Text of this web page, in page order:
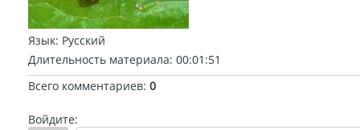
Язык: Русский
Длительность материала: 00:01:51
Всего комментариев: 0
Войдите: